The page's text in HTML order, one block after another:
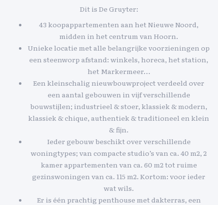
Dit is De Gruyter:
43 koopappartementen aan het Nieuwe Noord,
midden in het centrum van Hoorn.
Unieke locatie met alle belangrijke voorzieningen op
een steenworp afstand: winkels, horeca, het station,
het Markermeer…
Een kleinschalig nieuwbouwproject verdeeld over
een aantal gebouwen in vijf verschillende
bouwstijlen; industrieel & stoer, klassiek & modern,
klassiek & chique, authentiek & traditioneel en klein
& fijn.
Ieder gebouw beschikt over verschillende
woningtypes; van compacte studio’s van ca. 40 m2, 2
kamer appartementen van ca. 60 m2 tot ruime
gezinswoningen van ca. 115 m2. Kortom: voor ieder
wat wils.
Er is één prachtig penthouse met dakterras, een